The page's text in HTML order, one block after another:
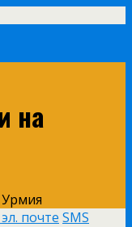
на
почте SMS